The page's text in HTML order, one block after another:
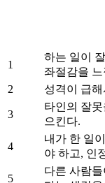
1
하는 일이
좌절감을 느
2
성격이 급
3
타인의 잘
으킨다.
4
내가 한 일
야 하고, 인
5
다른 사람